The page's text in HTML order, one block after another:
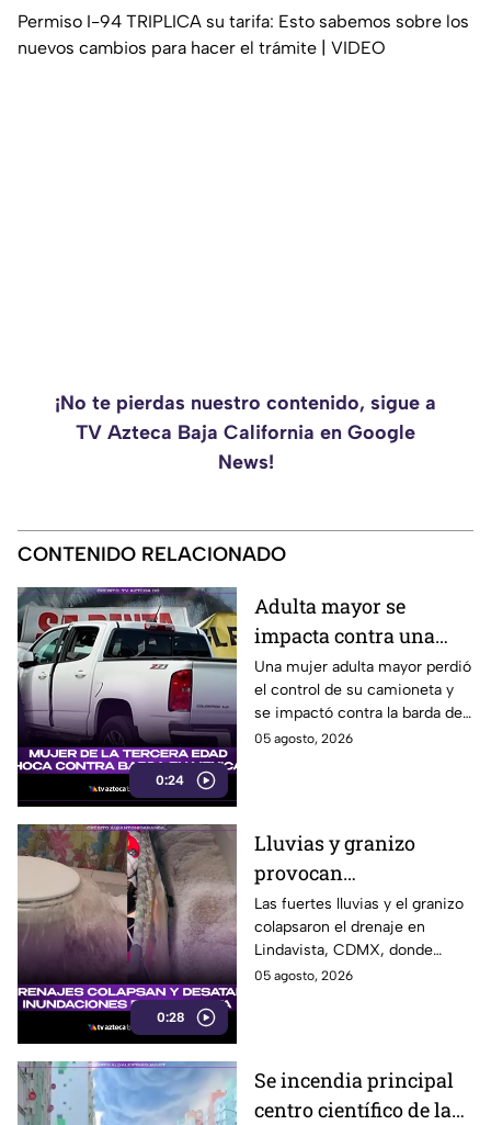
Permiso I-94 TRIPLICA su tarifa: Esto sabemos sobre los
nuevos cambios para hacer el trámite | VIDEO
¡No te pierdas nuestro contenido, sigue a
TV Azteca Baja California en Google
News!
CONTENIDO RELACIONADO
0:24
Adulta mayor se
impacta contra una
barda tras perder el
control de su
camioneta en Mexicali
Una mujer adulta mayor perdió
el control de su camioneta y
se impactó contra la barda de
un predio en el cruce de las
05 agosto, 2026
0:28
Lluvias y granizo
provocan
inundaciones en
Lindavista; agua brota
de los escusados
Las fuertes lluvias y el granizo
colapsaron el drenaje en
Lindavista, CDMX, donde
vecinos reportaron
05 agosto, 2026
Se incendia principal
centro científico de la